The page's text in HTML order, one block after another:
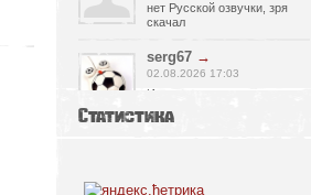
нет Русской озвучки, зря
скачал
serg67 →
02.08.2026 17:03
Игра интересная,а снизил
уменьшения экрана,играешь только на
Статистика